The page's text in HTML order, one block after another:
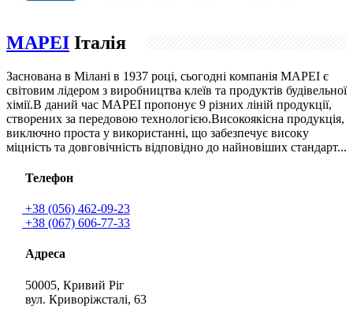
MAPEI Італія
Заснована в Мілані в 1937 році, сьогодні компанія МAPEI є
світовим лідером з виробництва клеїв та продуктів будівельної
хімії.В даний час MAPEI пропонує 9 різних ліній продукції,
створених за передовою технологією.Високоякісна продукція,
виключно проста у використанні, що забезпечує високу
міцність та довговічність відповідно до найновіших стандарт...
Телефон
+38 (056) 462-09-23
+38 (067) 606-77-33
Адреса
50005, Кривий Ріг
вул. Криворіжсталі, 63